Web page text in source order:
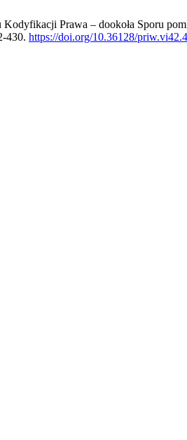
Prawa – dookoła Sporu
430. https://doi.org/10.36128/